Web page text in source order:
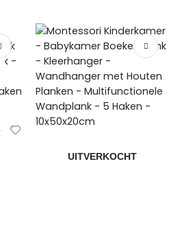
UITVERKOCHT